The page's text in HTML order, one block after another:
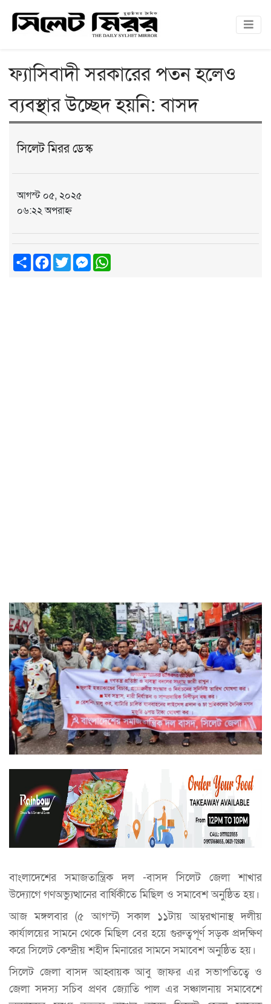
ফ্যাসিবাদী সরকারের পতন হলেও
ব্যবস্থার উচ্ছেদ হয়নি: বাসদ
সিলেট মিরর ডেস্ক
আগস্ট ০৫, ২০২৫
০৬:২২ অপরাহ্ন
ShareFacebook
TwitterMessenger
বাংলাদেশের সমাজতান্ত্রিক দল -বাসদ সিলেট জেলা শাখার
উদ্যোগে গণঅভ্যুত্থানের বার্ষিকীতে মিছিল ও সমাবেশ অনুষ্ঠিত হয়।
আজ মঙ্গলবার (৫ আগস্ট) সকাল ১১টায় আম্বরখানাস্থ দলীয়
কার্যালয়ের সামনে থেকে মিছিল বের হয়ে গুরুত্বপূর্ণ সড়ক প্রদক্ষিণ
করে সিলেট কেন্দ্রীয় শহীদ মিনারের সামনে সমাবেশ অনুষ্ঠিত হয়।
সিলেট জেলা বাসদ আহ্বায়ক আবু জাফর এর সভাপতিত্বে ও
জেলা সদস্য সচিব প্রণব জ্যোতি পাল এর সঞ্চালনায় সমাবেশে